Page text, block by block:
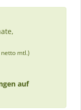
mtl.)
auf